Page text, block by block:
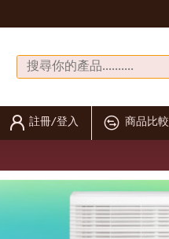
註冊/登入 商品比較